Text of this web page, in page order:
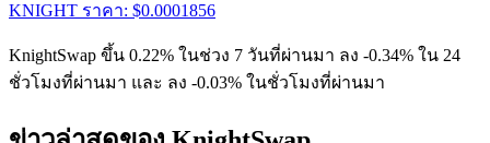
KNIGHT ราคา: $0.0001856
KnightSwap ขึ้น 0.22% ในช่วง 7 วันที่ผ่านมา ลง -0.34% ใน 24
ชั่วโมงที่ผ่านมา และ ลง -0.03% ในชั่วโมงที่ผ่านมา